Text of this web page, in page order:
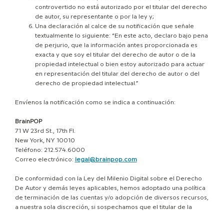
controvertido no está autorizado por el titular del derecho
de autor, su representante o por la ley y;
Una declaración al calce de su notificación que señale
textualmente lo siguiente: “En este acto, declaro bajo pena
de perjurio, que la información antes proporcionada es
exacta y que soy el titular del derecho de autor o de la
propiedad intelectual o bien estoy autorizado para actuar
en representación del titular del derecho de autor o del
derecho de propiedad intelectual.”
Envíenos la notificación como se indica a continuación:
BrainPOP
71 W 23rd St., 17th Fl.
New York, NY 10010
Teléfono: 212.574.6000
Correo electrónico:
legal@brainpop.com
De conformidad con la Ley del Milenio Digital sobre el Derecho
De Autor y demás leyes aplicables, hemos adoptado una política
de terminación de las cuentas y/o adopción de diversos recursos,
a nuestra sola discreción, si sospechamos que el titular de la